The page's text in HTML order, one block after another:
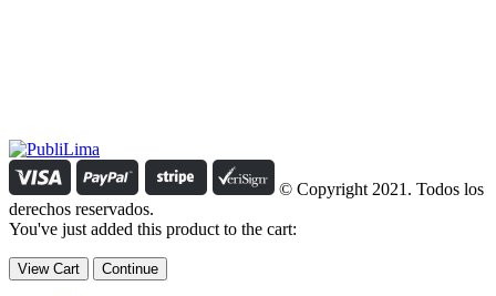
© Copyright 2021. Todos los
derechos reservados.
You've just added this product to the cart:
View Cart Continue